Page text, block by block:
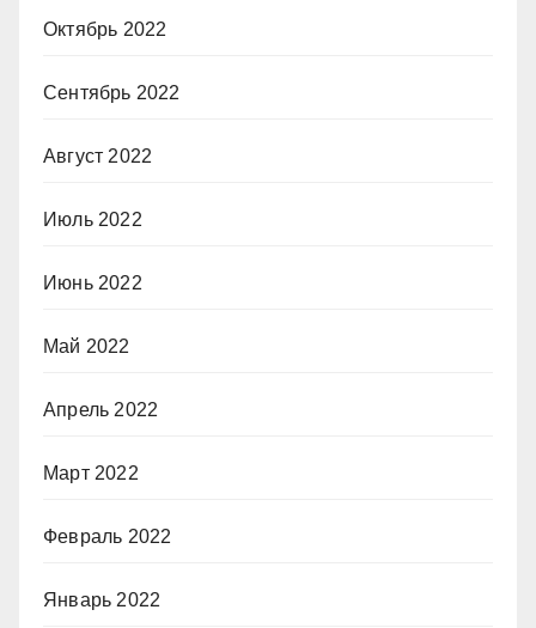
Октябрь 2022
Сентябрь 2022
Август 2022
Июль 2022
Июнь 2022
Май 2022
Апрель 2022
Март 2022
Февраль 2022
Январь 2022